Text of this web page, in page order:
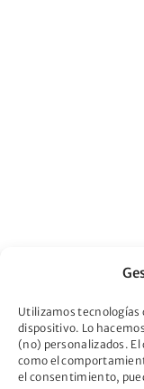
Utilizamos tecnologías
dispositivo. Lo
(no) personalizados.
como el
el consentimiento,